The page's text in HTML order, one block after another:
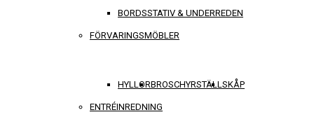
BORDSSTATIV & UNDERREDEN
FÖRVARINGSMÖBLER
HYLLORBROSCHYRSTÄLLSKÅP
ENTRÉINREDNING